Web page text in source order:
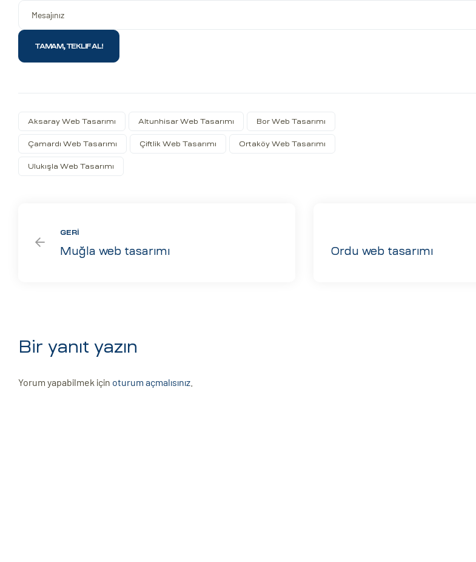
Aksaray Web Tasarımı Altunhisar Web Tasarımı Bor Web Tasarımı
Çamardı Web Tasarımı Çiftlik Web Tasarımı Ortaköy Web Tasarımı
Ulukışla Web Tasarımı
GERI
Muğla web tasarımı Ordu web tasarımı
Bir yanıt yazın
Yorum yapabilmek için oturum açmalısınız